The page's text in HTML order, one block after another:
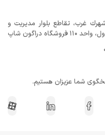
غرب، تقاطع بلوار مدیریت و
دراگون شاپ